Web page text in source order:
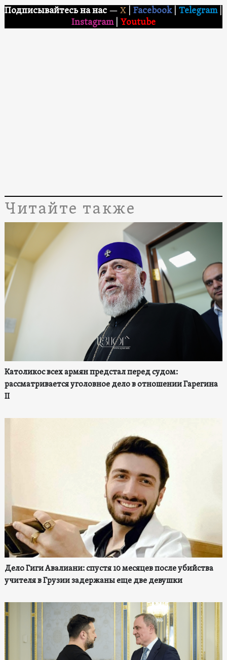
Подписывайтесь на нас — X Facebook Telegram|
Instagram
Youtube
Читайте также
Католикос всех армян предстал перед судом:
рассматривается уголовное дело в отношении Гарегина
II
Дело Гиги Авалиани: спустя 10 месяцев после убийства
учителя в Грузии задержаны еще две девушки